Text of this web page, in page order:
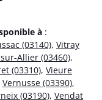
à :
(03140), Vitray
Allier (03460),
(03310), Vieure
Vernusse (03390),
(03190), Vendat